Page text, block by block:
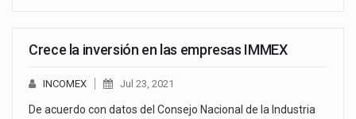
Crece la inversión en las empresas IMMEX
INCOMEX Jul 23, 2021
De acuerdo con datos del Consejo Nacional de la Industria